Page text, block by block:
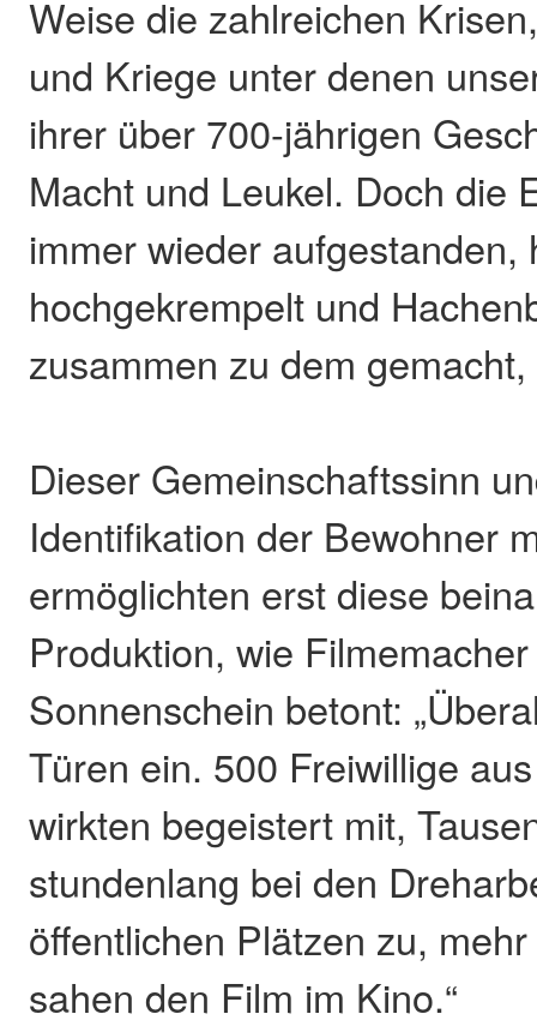
Weise die zahlreichen
und Kriege unter denen
ihrer über 700-jährigen
Macht und Leukel. Doch die
immer wieder aufgestanden,
hochgekrempelt und
zusammen zu dem
Dieser Gemeinschaftssinn
Identifikation der Bewohner
ermöglichten erst diese
Produktion, wie
Sonnenschein betont:
Türen ein. 500 Freiwillige
wirkten begeistert mit,
stundenlang bei den
öffentlichen Plätzen zu,
sahen den Film im Kino.“